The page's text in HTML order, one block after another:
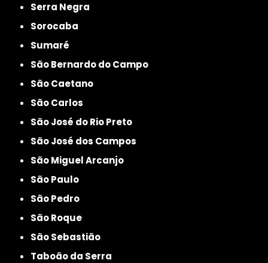
Serra Negra
Sorocaba
Sumaré
São Bernardo do Campo
São Caetano
São Carlos
São José do Rio Preto
São José dos Campos
São Miguel Arcanjo
São Paulo
São Pedro
São Roque
São Sebastião
Taboão da Serra